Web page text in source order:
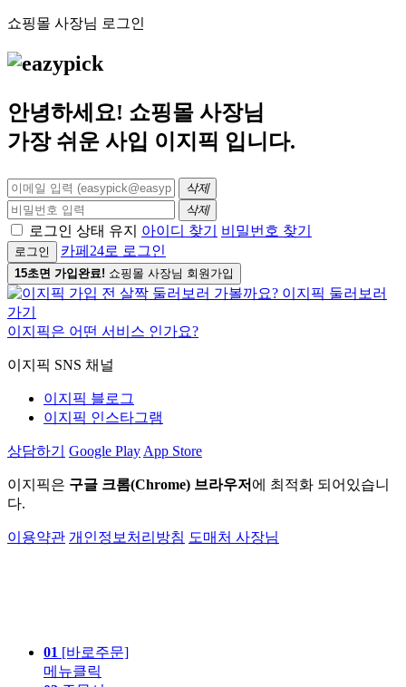
쇼핑몰 사장님 로그인
안녕하세요! 쇼핑몰 사장님
가장 쉬운 사입 이지픽 입니다.
삭제
삭제
로그인 상태 유지 아이디 찾기 비밀번호 찾기
로그인 카페24로 로그인
15초면 가입완료! 쇼핑몰 사장님 회원가입
이지픽은 어떤 서비스 인가요?
이지픽 SNS 채널
이지픽 블로그
이지픽 인스타그램
상담하기 Google Play App Store
이지픽은 구글 크롬(Chrome) 브라우저 에 최적화 되어있습니
다.
이용약관 개인정보처리방침 도매처 사장님
01 [바로주문]
메뉴클릭